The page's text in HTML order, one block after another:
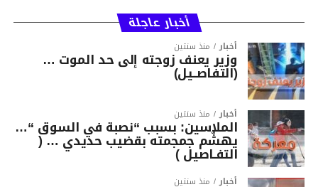
أخبار عاجلة
أخبار منذ سنتين
وزير يعنف زوجته إلى حد الموت …
(التفاصــيل)
أخبار منذ سنتين
الملاسين: بسبب “نصبة في السوق “…
يهشّم جمجمته بقضيب حديدي … (
التفـاصيل )
أخبار منذ سنتين